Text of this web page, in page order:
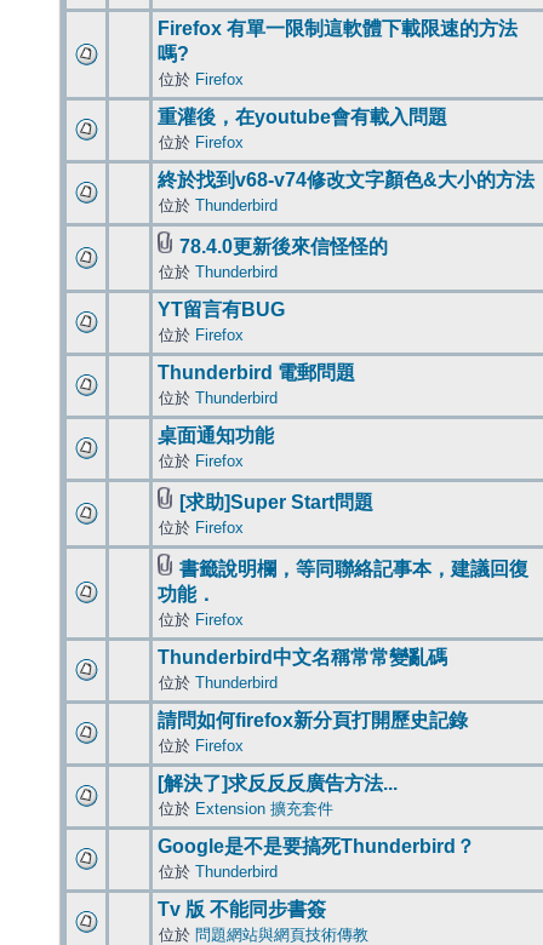
Firefox 有單一限制這軟體下載限速的方法
嗎?
位於 Firefox
重灌後，在youtube會有載入問題
位於 Firefox
終於找到v68-v74修改文字顏色&大小的方法
位於 Thunderbird
78.4.0更新後來信怪怪的
位於 Thunderbird
YT留言有BUG
位於 Firefox
Thunderbird 電郵問題
位於 Thunderbird
桌面通知功能
位於 Firefox
[求助]Super Start問題
位於 Firefox
書籤說明欄，等同聯絡記事本，建議回復
功能．
位於 Firefox
Thunderbird中文名稱常常變亂碼
位於 Thunderbird
請問如何firefox新分頁打開歷史記錄
位於 Firefox
[解決了]求反反反廣告方法...
位於 Extension 擴充套件
Google是不是要搞死Thunderbird？
位於 Thunderbird
Tv 版 不能同步書簽
位於 問題網站與網頁技術傳教